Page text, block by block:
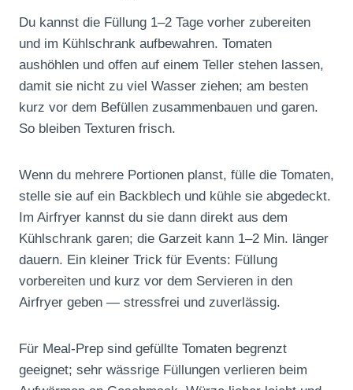
Du kannst die Füllung 1–2 Tage vorher zubereiten
und im Kühlschrank aufbewahren. Tomaten
aushöhlen und offen auf einem Teller stehen lassen,
damit sie nicht zu viel Wasser ziehen; am besten
kurz vor dem Befüllen zusammenbauen und garen.
So bleiben Texturen frisch.
Wenn du mehrere Portionen planst, fülle die Tomaten,
stelle sie auf ein Backblech und kühle sie abgedeckt.
Im Airfryer kannst du sie dann direkt aus dem
Kühlschrank garen; die Garzeit kann 1–2 Min. länger
dauern. Ein kleiner Trick für Events: Füllung
vorbereiten und kurz vor dem Servieren in den
Airfryer geben — stressfrei und zuverlässig.
Für Meal-Prep sind gefüllte Tomaten begrenzt
geeignet; sehr wässrige Füllungen verlieren beim